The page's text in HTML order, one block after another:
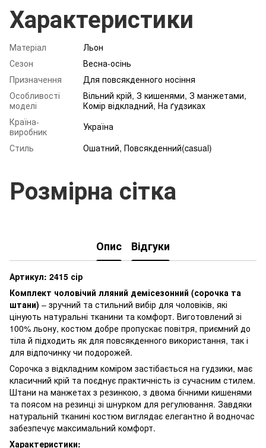
Характеристики
Матеріал
Льон
Сезон
Весна-осінь
Призначення
Для повсякденного носіння
Особливості
моделі
Вільний крій, З кишенями, З манжетами,
Комір відкладний, На ґудзиках
Країна-
виробник
Україна
Стиль
Ошатний, Повсякденний(casual)
Розмірна сітка
Опис Відгуки
Артикул: 2415 сір
Комплект чоловічий лляний демісезонний (сорочка та
штани) – зручний та стильний вибір для чоловіків, які
цінують натуральні тканини та комфорт. Виготовлений зі
100% льону, костюм добре пропускає повітря, приємний до
тіла й підходить як для повсякденного використання, так і
для відпочинку чи подорожей.
Сорочка з відкладним коміром застібається на гудзики, має
класичний крій та поєднує практичність із сучасним стилем.
Штани на манжетах з резинкою, з двома бічними кишенями
та поясом на резинці зі шнурком для регулювання. Завдяки
натуральній тканині костюм виглядає елегантно й водночас
забезпечує максимальний комфорт.
Характеристики: